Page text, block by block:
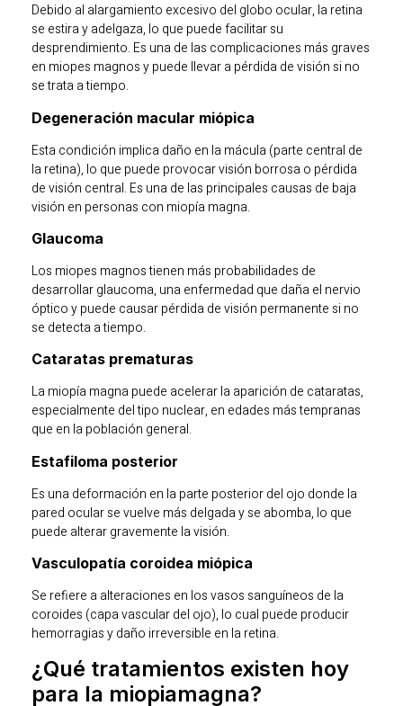
Debido al alargamiento excesivo del globo ocular, la retina
se estira y adelgaza, lo que puede facilitar su
desprendimiento. Es una de las complicaciones más graves
en miopes magnos y puede llevar a pérdida de visión si no
se trata a tiempo.
Degeneración macular miópica
Esta condición implica daño en la mácula (parte central de
la retina), lo que puede provocar visión borrosa o pérdida
de visión central. Es una de las principales causas de baja
visión en personas con miopía magna.
Glaucoma
Los miopes magnos tienen más probabilidades de
desarrollar glaucoma, una enfermedad que daña el nervio
óptico y puede causar pérdida de visión permanente si no
se detecta a tiempo.
Cataratas prematuras
La miopía magna puede acelerar la aparición de cataratas,
especialmente del tipo nuclear, en edades más tempranas
que en la población general.
Estafiloma posterior
Es una deformación en la parte posterior del ojo donde la
pared ocular se vuelve más delgada y se abomba, lo que
puede alterar gravemente la visión.
Vasculopatía coroidea miópica
Se refiere a alteraciones en los vasos sanguíneos de la
coroides (capa vascular del ojo), lo cual puede producir
hemorragias y daño irreversible en la retina.
¿Qué tratamientos existen hoy
para la miopiamagna?